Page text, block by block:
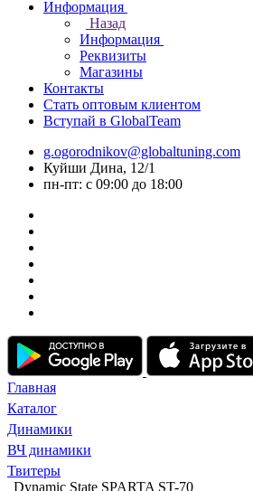
Информация
Назад
Информация
Реквизиты
Магазины
Контакты
Стать оптовым клиентом
Вступай в GlobalTeam
g.ogorodnikov@globaltuning.com
Куйши Дина, 12/1
пн-пт: с 09:00 до 18:00
Главная
Каталог
Динамики
ВЧ динамики
Твитеры
Dynamic State SPARTA ST-70